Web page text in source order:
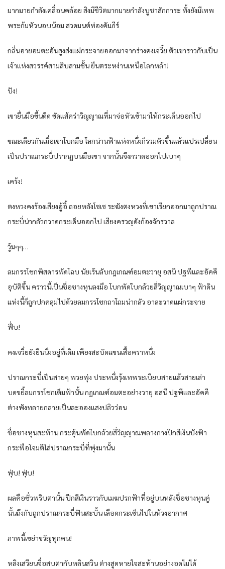
มากมายกำลังเคลื่อนคล้อย สิงมีชีวิตมากมายกำลังบูชาสักการะ ทั้งยังมีเทพ
พระก้มหัวนอบน้อม สวดมนต์ท่องคัมภีร์
กลิ่นอายอมตะอันสูงส่งแผ่กระจายออกมาจากร่างคงเจวี๋ย ตัวเขาราวกับเป็น
เจ้าแห่งสวรรค์สามสิบสามชั้น ยืนตระหง่านเหนือโลกหล้า!
ปัง!
เขายื่นมือขึ้นดีด ซัดแส้คร่าวิญญาณที่มาจ่อหัวเข้ามาให้กระเด็นออกไป
ขณะเดียวกันเมื่อเขาโบกมือ โลกน่านฟ้าแห่งหนึ่งก็รวมตัวขึ้นแล้วแปรเปลี่ยน
เป็นปราณกระบี่ปรากฏบนมือเขา จากนั้นจึงกวาดออกไปเบาๆ
เคร้ง!
ตงหวงคงร้องเสียงอู้อี้ ถอยหลังโซเซ ระฆังตงหวงที่เขาเรียกออกมาถูกปราณ
กระบี่น่ากลัวกวาดกระเด็นออกไป เสียงครวญดังก้องจักรวาล
วู้มๆๆ…
ลมกรรโชกพิสดารพัดโฉบ นัยเร้นลับกฎเกณฑ์อมตะวายุ อสนี ปฐพีและอัคคี
อุบัติขึ้น คราวนี้เป็นชื่อชางหุนลงมือ โบกพัดใบกล้วยสี่วิญญาณเบาๆ ฟ้าดิน
แห่งนี้ก็ถูกปกคลุมไปด้วยลมกรรโชกถาโถมน่ากลัว อาละวาดแผ่กระจาย
ฟึ่บ!
คงเจวี๋ยยังยืนนิ่งอยู่ที่เดิม เพียงสะบัดแขนเสื้อคราหนึ่ง
ปราณกระบี่เป็นสายๆ พวยพุ่ง ประหนึ่งรุ้งเทพระเบียบสายแล้วสายเล่า
บดขยี้ลมกรรโชกเต็มฟ้านั้น กฎเกณฑ์อมตะอย่างวายุ อสนี ปฐพีและอัคคี
ต่างพังทลายกลายเป็นละอองแสงปลิวว่อน
ชื่อชางหุนสะท้าน กระตุ้นพัดใบกล้วยสี่วิญญาณพลางกางปีกสีเงินบังฟ้า
กระพือโจมตีใส่ปราณกระบี่ที่พุ่งมานั้น
ฟุ่บ! ฟุ่บ!
ผลคือชั่วพริบตานั้น ปีกสีเงินราวกับเมฆปรกฟ้าที่อยู่บนหลังชื่อชางหุนคู่
นั้นถึงกับถูกปราณกระบี่ฟันสะบั้น เลือดกระเซ็นไปในห้วงอากาศ
ภาพนี้เขย่าขวัญทุกคน!
หลิงเสวียนจื่อสบตากับหลินสวิน ต่างสูดหายใจสะท้านอย่างอดไม่ได้